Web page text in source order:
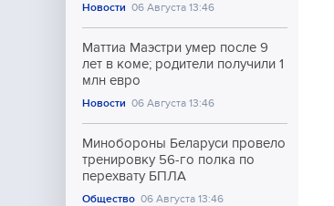
Новости 06 Августа 13:46
Маттиа Маэстри умер после 9
лет в коме; родители получили 1
млн евро
Новости 06 Августа 13:46
Минобороны Беларуси провело
тренировку 56-го полка по
перехвату БПЛА
Общество 06 Августа 13:46